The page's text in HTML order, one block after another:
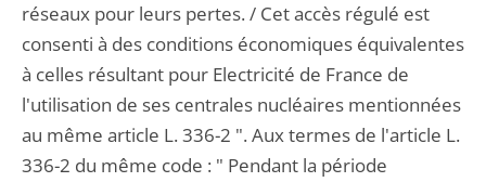
réseaux pour leurs pertes. / Cet accès régulé est
consenti à des conditions économiques équivalentes
à celles résultant pour Electricité de France de
l'utilisation de ses centrales nucléaires mentionnées
au même article L. 336-2 ". Aux termes de l'article L.
336-2 du même code : " Pendant la période